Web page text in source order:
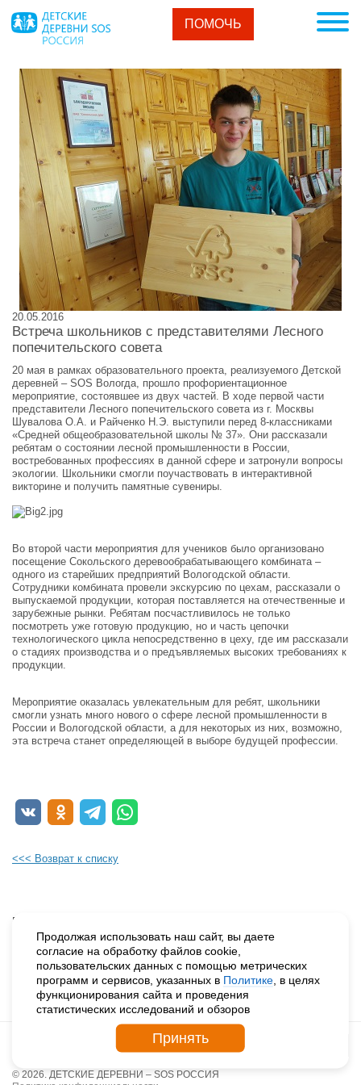
ПОМОЧЬ
20.05.2016
Встреча школьников с представителями Лесного
попечительского совета
20 мая в рамках образовательного проекта, реализуемого Детской
деревней – SOS Вологда, прошло профориентационное
мероприятие, состоявшее из двух частей. В ходе первой части
представители Лесного попечительского совета из г. Москвы
Шувалова О.А. и Райченко Н.Э. выступили перед 8-классниками
«Средней общеобразовательной школы № 37». Они рассказали
ребятам о состоянии лесной промышленности в России,
востребованных профессиях в данной сфере и затронули вопросы
экологии. Школьники смогли поучаствовать в интерактивной
викторине и получить памятные сувениры.
Во второй части мероприятия для учеников было организовано
посещение Сокольского деревообрабатывающего комбината –
одного из старейших предприятий Вологодской области.
Сотрудники комбината провели экскурсию по цехам, рассказали о
выпускаемой продукции, которая поставляется на отечественные и
зарубежные рынки. Ребятам посчастливилось не только
посмотреть уже готовую продукцию, но и часть цепочки
технологического цикла непосредственно в цеху, где им рассказали
о стадиях производства и о предъявляемых высоких требованиях к
продукции.
Мероприятие оказалась увлекательным для ребят, школьники
смогли узнать много нового о сфере лесной промышленности в
России и Вологодской области, а для некоторых из них, возможно,
эта встреча станет определяющей в выборе будущей профессии.
<<< Возврат к списку
Будьте в курсе наших событий, подпишитесь на новости и акции
Нажимая на кнопку «Подписаться», вы даете согласие на
обработку персональных данных.
© 2026. ДЕТСКИЕ ДЕРЕВНИ – SOS РОССИЯ
Продолжая использовать наш сайт, вы даете
согласие на обработку файлов cookie,
пользовательских данных с помощью метрических
программ и сервисов, указанных в Политике, в целях
функционирования сайта и проведения
статистических исследований и обзоров
Принять